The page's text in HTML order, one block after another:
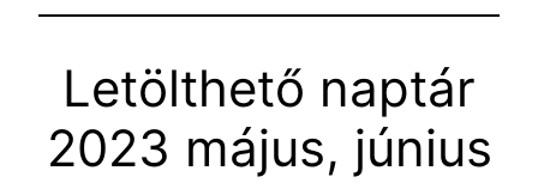
Letölthető naptár
2023 május, június